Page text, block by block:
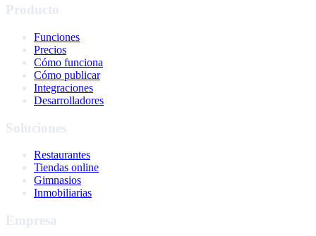
Producto
Funciones
Precios
Cómo funciona
Cómo publicar
Integraciones
Desarrolladores
Soluciones
Restaurantes
Tiendas online
Gimnasios
Inmobiliarias
Empresa